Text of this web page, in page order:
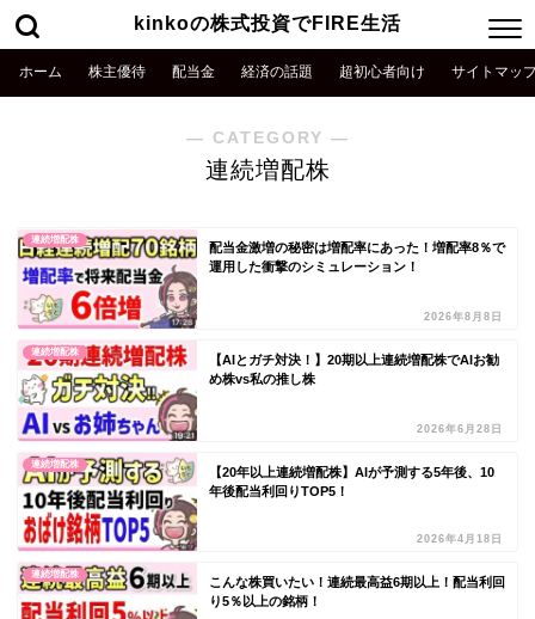
kinkoの株式投資でFIRE生活
ホーム 株主優待 配当金 経済の話題 超初心者向け サイトマッ
― CATEGORY ―
連続増配株
連続増配株
配当金激増の秘密は増配率にあった！増配率8％で
運用した衝撃のシミュレーション！
2026年8月8日
連続増配株
【AIとガチ対決！】20期以上連続増配株でAIお勧
め株vs私の推し株
2026年6月28日
連続増配株
【20年以上連続増配株】AIが予測する5年後、10
年後配当利回りTOP5！
2026年4月18日
連続増配株
こんな株買いたい！連続最高益6期以上！配当利回
り5％以上の銘柄！